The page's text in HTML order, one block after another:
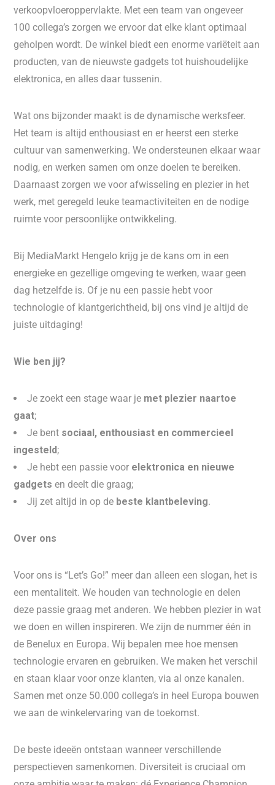
verkoopvloeroppervlakte. Met een team van ongeveer
100 collega’s zorgen we ervoor dat elke klant optimaal
geholpen wordt. De winkel biedt een enorme variëteit aan
producten, van de nieuwste gadgets tot huishoudelijke
elektronica, en alles daar tussenin.
Wat ons bijzonder maakt is de dynamische werksfeer.
Het team is altijd enthousiast en er heerst een sterke
cultuur van samenwerking. We ondersteunen elkaar waar
nodig, en werken samen om onze doelen te bereiken.
Daarnaast zorgen we voor afwisseling en plezier in het
werk, met geregeld leuke teamactiviteiten en de nodige
ruimte voor persoonlijke ontwikkeling.
Bij MediaMarkt Hengelo krijg je de kans om in een
energieke en gezellige omgeving te werken, waar geen
dag hetzelfde is. Of je nu een passie hebt voor
technologie of klantgerichtheid, bij ons vind je altijd de
juiste uitdaging!
Wie ben jij?
Je zoekt een stage waar je met plezier naartoe
gaat;
Je bent sociaal, enthousiast en commercieel
ingesteld;
Je hebt een passie voor elektronica en nieuwe
gadgets en deelt die graag;
Jij zet altijd in op de beste klantbeleving.
Over ons
Voor ons is “Let’s Go!” meer dan alleen een slogan, het is
een mentaliteit. We houden van technologie en delen
deze passie graag met anderen. We hebben plezier in wat
we doen en willen inspireren. We zijn de nummer één in
de Benelux en Europa. Wij bepalen mee hoe mensen
technologie ervaren en gebruiken. We maken het verschil
en staan klaar voor onze klanten, via al onze kanalen.
Samen met onze 50.000 collega’s in heel Europa bouwen
we aan de winkelervaring van de toekomst.
De beste ideeën ontstaan wanneer verschillende
perspectieven samenkomen. Diversiteit is cruciaal om